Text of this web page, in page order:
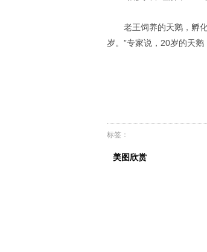
老王饲养的天鹅，孵
岁。”专家说，20岁的天
标签：
美图欣赏